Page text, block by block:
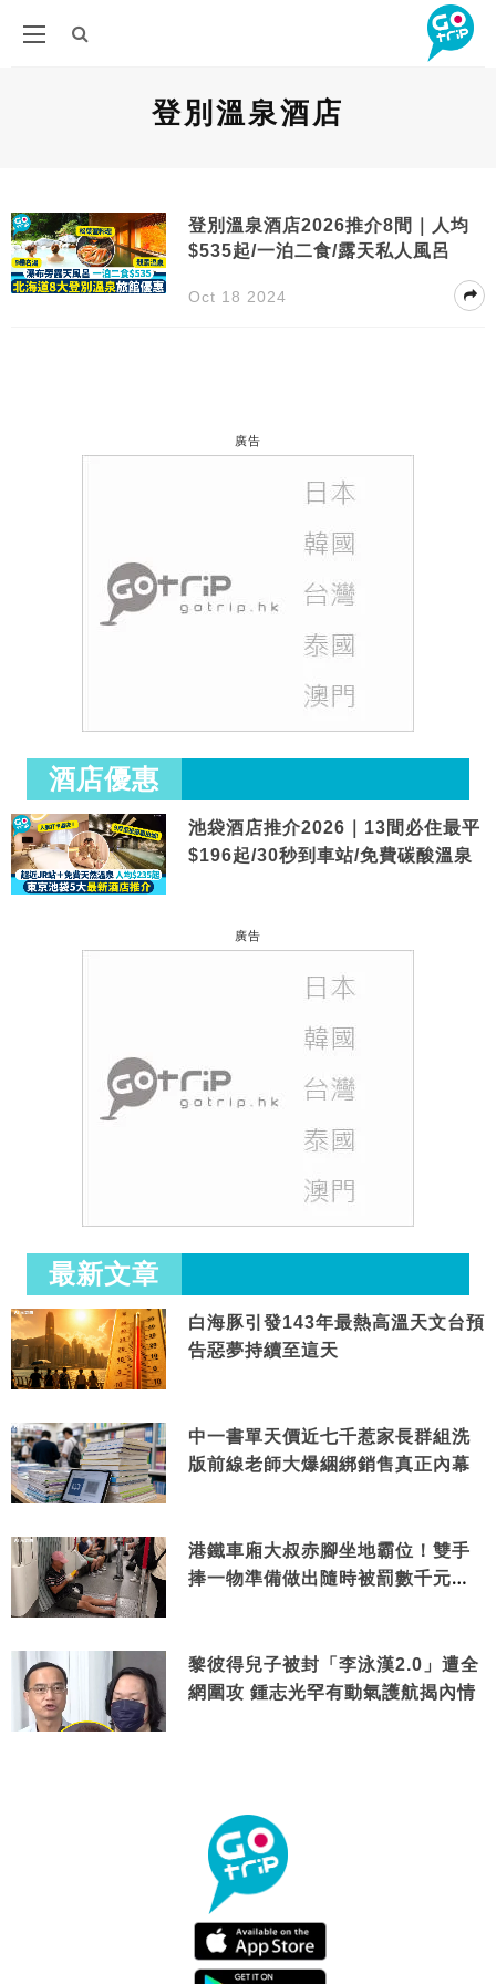
登別溫泉酒店
登別溫泉酒店2026推介8間｜人均
$535起/一泊二食/露天私人風呂
Oct 18 2024
廣告
酒店優惠
池袋酒店推介2026｜13間必住最平
$196起/30秒到車站/免費碳酸溫泉
廣告
最新文章
白海豚引發143年最熱高溫天文台預
告惡夢持續至這天
中一書單天價近七千惹家長群組洗
版前線老師大爆綑綁銷售真正內幕
港鐵車廂大叔赤腳坐地霸位！雙手
捧一物準備做出隨時被罰數千元舉
黎彼得兒子被封「李泳漢2.0」遭全
網圍攻 鍾志光罕有動氣護航揭內情